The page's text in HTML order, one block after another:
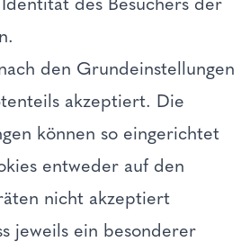
den Grundeinstellungen
akzeptiert. Die
können so eingerichtet
entweder auf den
nicht akzeptiert
jeweils ein besonderer